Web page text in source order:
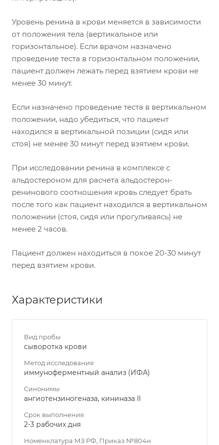
Уровень ренина в крови меняется в зависимости
от положения тела (вертикальное или
горизонтальное). Если врачом назначено
проведение теста в горизонтальном положении,
пациент должен лежать перед взятием крови не
менее 30 минут.
Если назначено проведение теста в вертикальном
положении, надо убедиться, что пациент
находился в вертикальной позиции (сидя или
стоя) не менее 30 минут перед взятием крови.
При исследовании ренина в комплексе с
альдостероном для расчета альдостерон-
ренинового соотношения кровь следует брать
после того как пациент находился в вертикальном
положении (стоя, сидя или прогуливаясь) не
менее 2 часов.
Пациент должен находиться в покое 20-30 минут
перед взятием крови.
Характеристики
Вид пробы
сыворотка крови
Метод исследования
иммуноферментный анализ (ИФА)
Синонимы
ангиотензиногеназа, кининаза II
Срок выполнения
2-3 рабочих дня
Номенклатура МЗ РФ, Приказ №804н